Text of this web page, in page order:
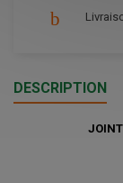
DESCRIPTION